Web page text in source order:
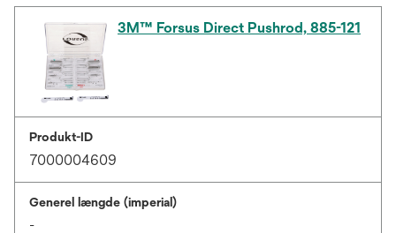
3M™ Forsus Direct Pushrod, 885-121
Produkt-ID
7000004609
Generel længde (imperial)
-